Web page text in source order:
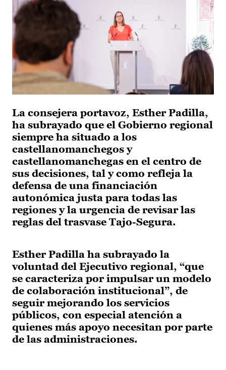
La consejera portavoz, Esther Padilla,
ha subrayado que el Gobierno regional
siempre ha situado a los
castellanomanchegos y
castellanomanchegas en el centro de
sus decisiones, tal y como refleja la
defensa de una financiación
autonómica justa para todas las
regiones y la urgencia de revisar las
reglas del trasvase Tajo-Segura.
Esther Padilla ha subrayado la
voluntad del Ejecutivo regional, “que
se caracteriza por impulsar un modelo
de colaboración institucional”, de
seguir mejorando los servicios
públicos, con especial atención a
quienes más apoyo necesitan por parte
de las administraciones.